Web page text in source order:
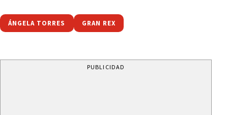
ÁNGELA TORRES GRAN REX
PUBLICIDAD